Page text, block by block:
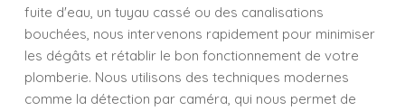
fuite d'eau, un tuyau cassé ou des canalisations
bouchées, nous intervenons rapidement pour minimiser
les dégâts et rétablir le bon fonctionnement de votre
plomberie. Nous utilisons des techniques modernes
comme la détection par caméra, qui nous permet de